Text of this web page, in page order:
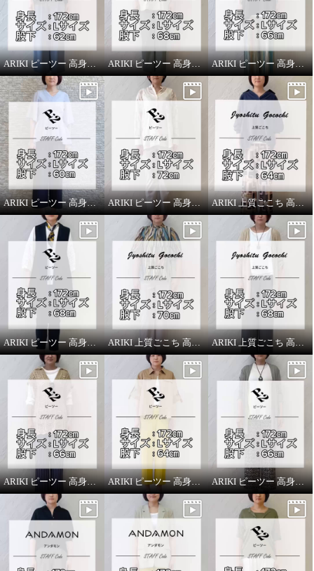
ピーツー 涼やかメッシュ素材 ス
トライプ転写プリント セミワイ
ドパンツ
ネイビー Ｌ
¥0
ピーツー 涼やかメッシュ素材 ス
トライプ転写プリント セミワイ
ドパンツ
グレー Ｌ
¥0
ARIKI ピーツー 高身長スタッフがはいてみました！ ARIKI ピーツー 高身長スタッフがはいてみました！ ARIKI ピーツー 高身長スタッフがはいてみました！
ARIKI ピーツー 高身長スタッフがはいてみました！ ARIKI ピーツー 高身長スタッフがはいてみました！ ARIKI 上質ごこち 高身長スタッフがはいてみました！
ARIKI ピーツー 高身長スタッフがはいてみました！ ARIKI 上質ごこち 高身長スタッフがはいてみました！ ARIKI 上質ごこち 高身長スタッフがはいてみました！
ARIKI ピーツー 高身長スタッフがはいてみました！ ARIKI ピーツー 高身長スタッフがはいてみました！ ARIKI ピーツー 高身長スタッフがはいてみました！